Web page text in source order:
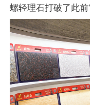
螺轻理石打破了此前